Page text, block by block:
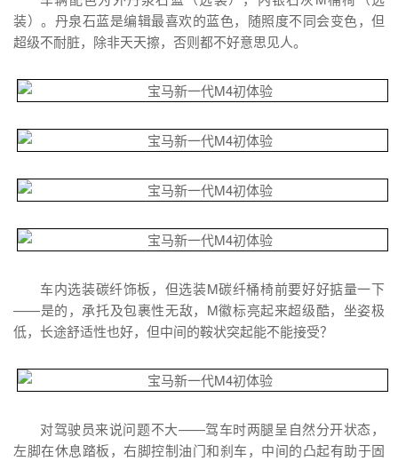
装）。丹泉石蓝是编辑最喜欢的蓝色，随照度不同会变色，但
超级不耐脏，除非天天擦，否则都不好意思见人。
车内选装碳纤饰板，但选装M碳纤桶椅前要好好掂量一下
——是的，承托及包裹性无敌，M徽标亮起来超级酷，坐姿极
低，长途舒适性也好，但中间的鞍状突起能不能接受？
对驾驶员来说问题不大——驾车时两腿呈自然分开状态，
左脚在休息踏板，右脚控制油门和刹车，中间的凸起有助于固